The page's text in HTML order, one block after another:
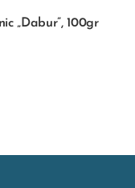
„Dabur”, 100gr